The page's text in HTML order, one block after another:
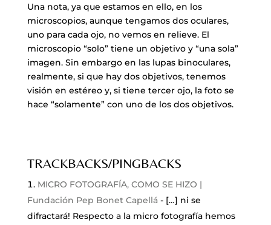
Una nota, ya que estamos en ello, en los
microscopios, aunque tengamos dos oculares,
uno para cada ojo, no vemos en relieve. El
microscopio “solo” tiene un objetivo y “una sola”
imagen. Sin embargo en las lupas binoculares,
realmente, si que hay dos objetivos, tenemos
visión en estéreo y, si tiene tercer ojo, la foto se
hace “solamente” con uno de los dos objetivos.
TRACKBACKS/PINGBACKS
MICRO FOTOGRAFÍA, COMO SE HIZO |
Fundación Pep Bonet Capellá - […] ni se
difractará! Respecto a la micro fotografía hemos